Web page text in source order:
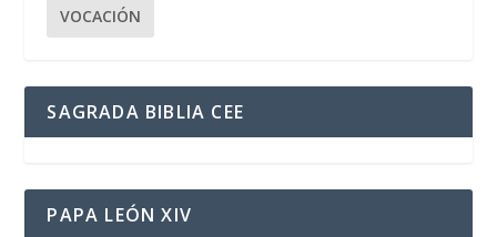
VOCACIÓN
SAGRADA BIBLIA CEE
PAPA LEÓN XIV